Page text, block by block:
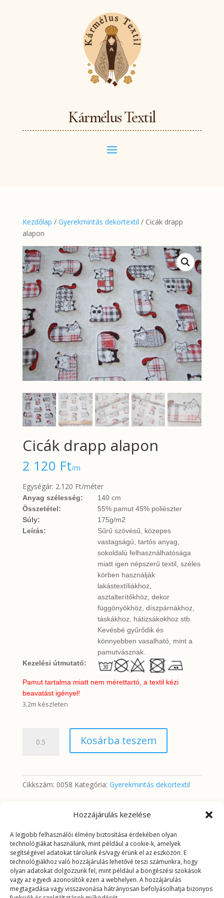
Hozzájárulás kezelése
A legjobb felhasználói élmény biztosítása érdekében olyan
technológiákat használunk, mint például a cookie-k, amelyek
segítségével adatokat tárolunk és/vagy érünk el az eszközön. E
technológiákhoz való hozzájárulás lehetővé teszi számunkra, hogy
olyan adatokat dolgozzunk fel, mint például a böngészési szokások
vagy az egyedi azonosítók ezen a webhelyen. A hozzájárulás
megtagadása vagy visszavonása hátrányosan befolyásolhatja bizonyos
Kármélus Textil
Kezdőlap / Gyerekmintás dekortextil / Cicák drapp
alapon
Cicák drapp alapon
2 120 Ft/m
Egységár: 2.120 Ft/méter
Anyag szélesség:
140 cm
Összetétel:
55% pamut 45% poliészter
Súly:
175g/m2
Leírás:
Sűrű szövésű, közepes
vastagságú, tartós anyag,
sokoldalú felhasználhatósága
miatt igen népszerű textil, széles
körben használják
lakástextíliákhoz,
asztalterítőkhöz, dekor
függönyökhöz, díszpárnákhoz,
táskákhoz, hátizsákokhoz stb.
Kevésbé gyűrődik és
könnyebben vasalható, mint a
pamutvásznak.
Kezelési útmutató:
Pamut tartalma miatt nem mérettartó, a textil kézi
beavatást igényel!
3.2m készleten
drapp
Kosárba teszem
Cikkszám: 0058 Kategória: Gyerekmintás dekortextil
További információk
Tömeg 0,2625 kg